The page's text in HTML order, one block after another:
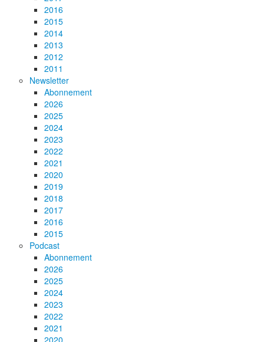
2016
2015
2014
2013
2012
2011
Newsletter
Abonnement
2026
2025
2024
2023
2022
2021
2020
2019
2018
2017
2016
2015
Podcast
Abonnement
2026
2025
2024
2023
2022
2021
2020